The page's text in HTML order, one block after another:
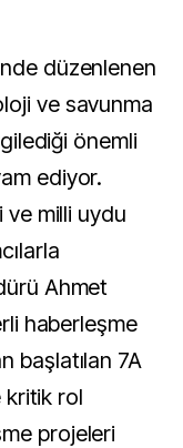
ve savunma
önemli
ediyor.
ve milli uydu
Ahmet
haberleşme
başlatılan 7A
kritik rol
projeleri